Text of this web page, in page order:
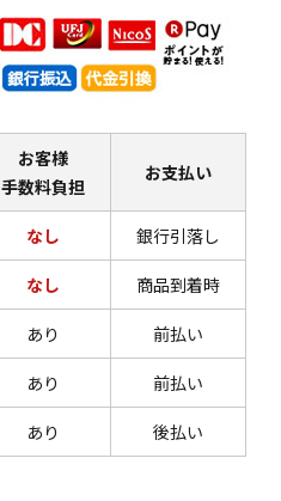
お客様
手数料負担
お支払い
なし 銀行引落し
なし 商品到着時
あり 前払い
あり 前払い
あり 後払い